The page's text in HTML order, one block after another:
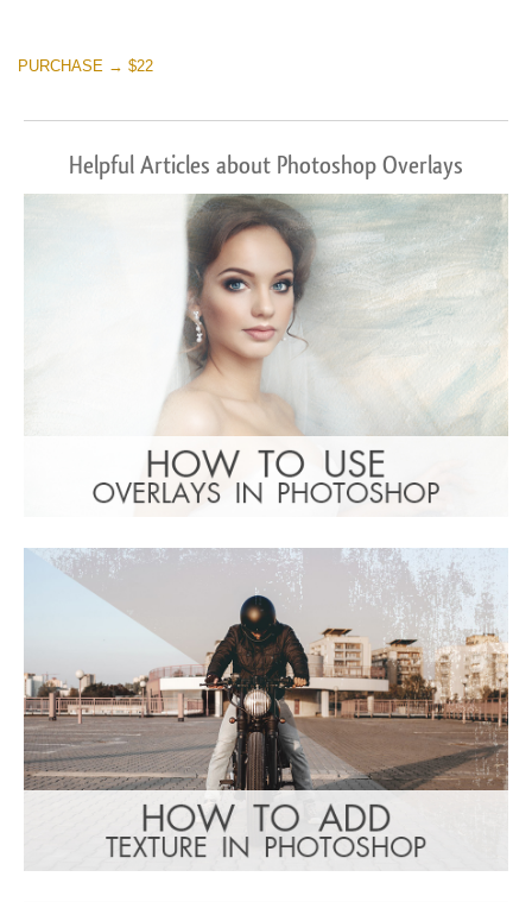
PURCHASE → $22
Helpful Articles about Photoshop Overlays